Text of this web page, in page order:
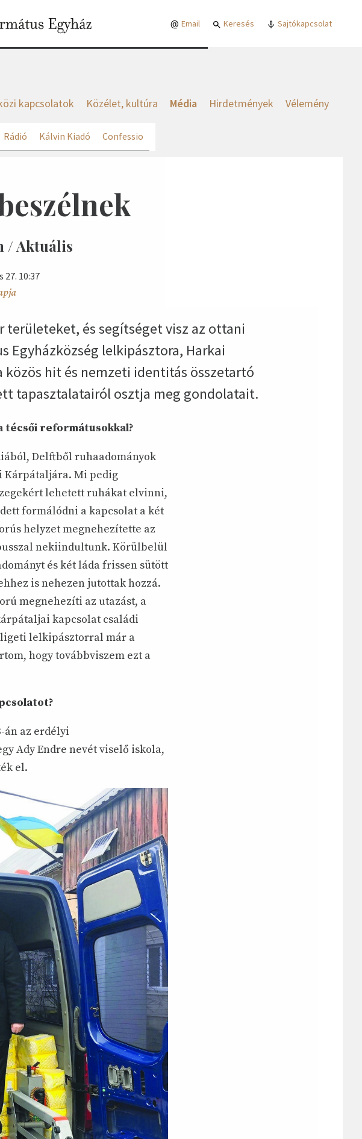
Email Keresés Sajtókapcsolat
kapcsolatok Közélet, kultúra Média Hirdetmények Vélemény
Rádió Kálvin Kiadó Confessio
/ Aktuális
27. 10:37
területeket, és segítséget visz az ottani
Egyházközség lelkipásztora, Harkai
közös hit és nemzeti identitás összetartó
tapasztalatairól osztja meg gondolatait.
técsői reformátusokkal?
Delftből ruhaadományok
Kárpátaljára. Mi pedig
lehetett ruhákat elvinni,
formálódni a kapcsolat a két
helyzet megnehezítette az
nekiindultunk. Körülbelül
és két láda frissen sütött
is nehezen jutottak hozzá.
megnehezíti az utazást, a
kapcsolat családi
lelkipásztorral már a
hogy továbbviszem ezt a
án az erdélyi
Ady Endre nevét viselő iskola,
el.